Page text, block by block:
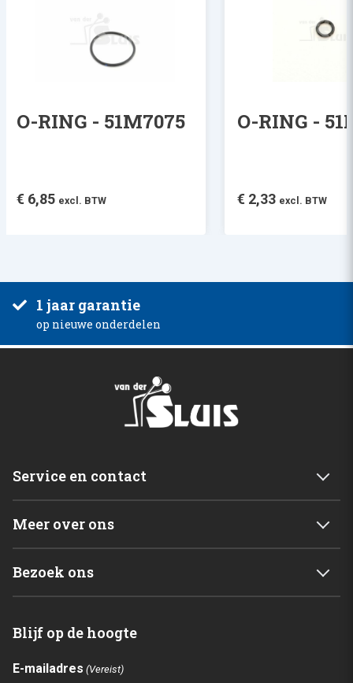
O-RING - 51M7075
€ 6,85 excl. BTW
O-RING -
€ 2,33 excl. BTW
1 jaar garantie
op nieuwe onderdelen
Service en contact
Meer over ons
Shop
Contact
Bezoek ons
C. de Vriesweg 3 - 5
Blijf op de hoogte
E-mailadres (Vereist)